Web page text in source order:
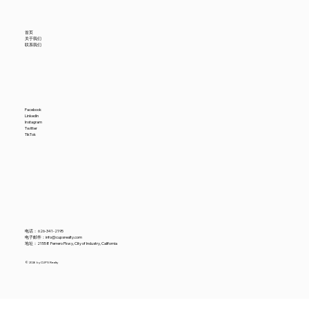
© 2026 by CUPS Realty
电话： 626-341-2195
电子邮件： info@cupsrealty.com
地址：21558 Ferrero Pkwy, City of Industry, California
首页
关于我们
联系我们
Facebook
LinkedIn
Instagram
Twitter
TikTok